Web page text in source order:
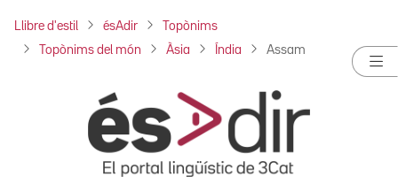
Llibre d'estil ésAdir Topònims
Topònims del món Àsia Índia Assam